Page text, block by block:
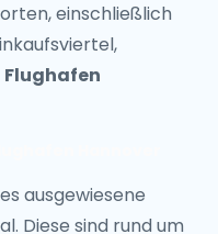
einschließlich
Flughafen
ausgewiesene
Diese sind rund um